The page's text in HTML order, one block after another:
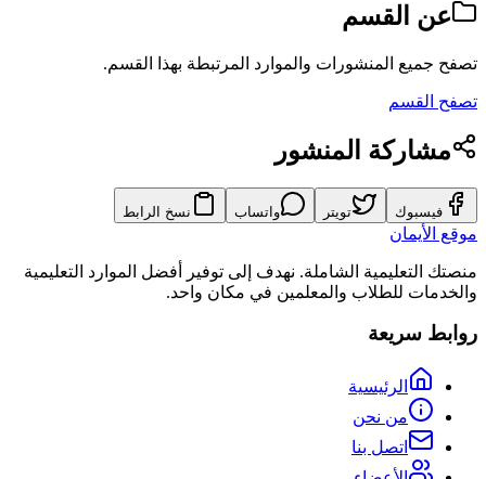
عن القسم
تصفح جميع المنشورات والموارد المرتبطة بهذا القسم.
تصفح القسم
مشاركة المنشور
فيسبوك تويتر واتساب نسخ الرابط
موقع الأيمان
منصتك التعليمية الشاملة. نهدف إلى توفير أفضل الموارد التعليمية
والخدمات للطلاب والمعلمين في مكان واحد.
روابط سريعة
الرئيسية
من نحن
اتصل بنا